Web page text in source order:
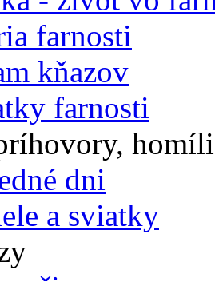
farnosti
kňazov
farnosti
dni
a sviatky